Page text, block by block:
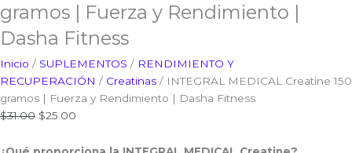
gramos | Fuerza y Rendimiento |
Dasha Fitness
Inicio / SUPLEMENTOS / RENDIMIENTO Y
RECUPERACIÓN / Creatinas / INTEGRAL MEDICAL Creatine 150
gramos | Fuerza y Rendimiento | Dasha Fitness
$31.00 $25.00